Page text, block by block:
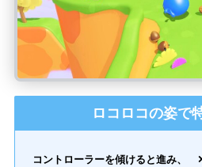
ロコロコの姿で
コントローラーを傾けると進み、